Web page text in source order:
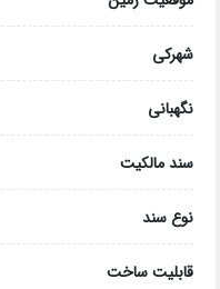
شهرکی
نگهبانی
سند مالکیت
نوع سند
قابلیت ساخت